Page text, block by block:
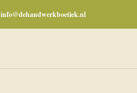
info@dehandwerkboetiek.nl